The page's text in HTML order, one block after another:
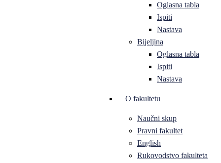
Oglasna tabla
Ispiti
Nastava
Bijeljina
Oglasna tabla
Ispiti
Nastava
O fakultetu
Naučni skup
Pravni fakultet
English
Rukovodstvo fakulteta